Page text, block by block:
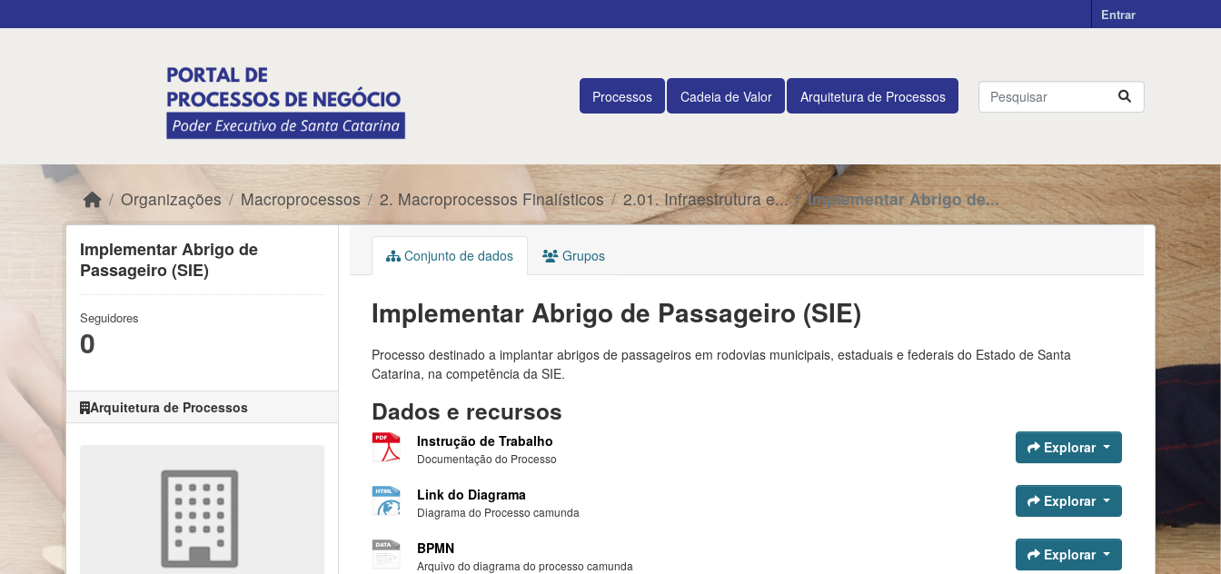
Entrar
Processos Cadeia de Valor Arquitetura de Processos
Organizações Macroprocessos 2. Macroprocessos Finalísticos 2.01. Infraestrutura e... Implementar Abrigo de...
Implementar Abrigo de
Passageiro (SIE)
Seguidores
0
Arquitetura de Processos
Conjunto de dados Grupos
Implementar Abrigo de Passageiro (SIE)
Processo destinado a implantar abrigos de passageiros em rodovias municipais, estaduais e federais do Estado de Santa
Catarina, na competência da SIE.
Dados e recursos
Instrução de Trabalho
Documentação do Processo
Explorar
Link do Diagrama
Diagrama do Processo camunda
Explorar
BPMN
Arquivo do diagrama do processo camunda
Explorar